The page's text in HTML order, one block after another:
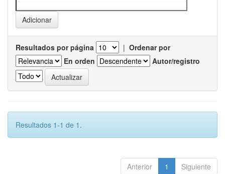
Resultados por página | Ordenar por
En orden
Autor/registro
Resultados 1-1 de 1.
Anterior 1 Siguiente